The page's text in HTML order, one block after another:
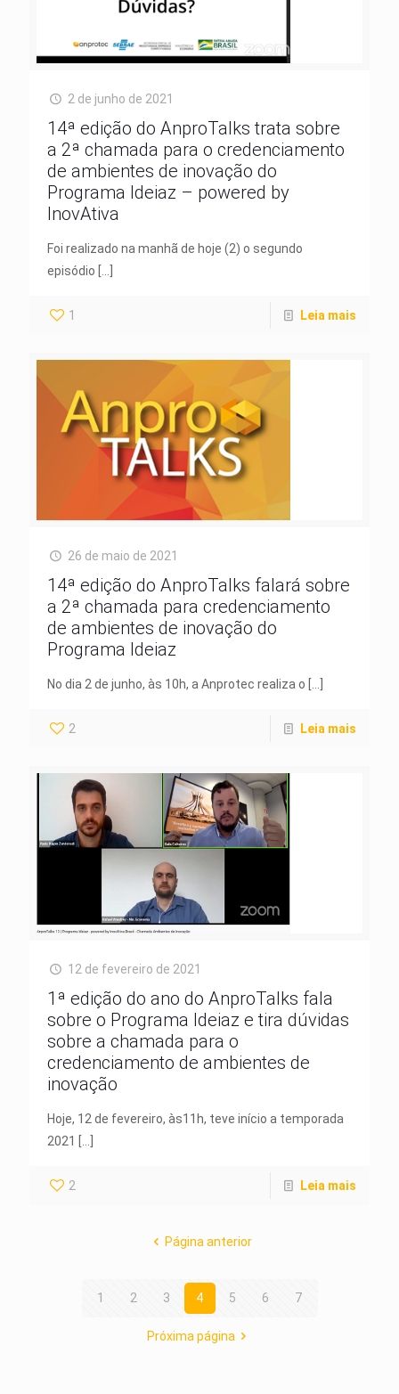
2 de junho de 2021
14ª edição do AnproTalks trata sobre
a 2ª chamada para o credenciamento
de ambientes de inovação do
Programa Ideiaz – powered by
InovAtiva
Foi realizado na manhã de hoje (2) o segundo
episódio
1 Leia mais
26 de maio de 2021
14ª edição do AnproTalks falará sobre
a 2ª chamada para credenciamento
de ambientes de inovação do
Programa Ideiaz
No dia 2 de junho, às 10h, a Anprotec realiza o
2 Leia mais
12 de fevereiro de 2021
1ª edição do ano do AnproTalks fala
sobre o Programa Ideiaz e tira dúvidas
sobre a chamada para o
credenciamento de ambientes de
inovação
Hoje, 12 de fevereiro, às11h, teve início a temporada
2021
2 Leia mais
Página anterior
1 2 3 4 5 6 7
Próxima página